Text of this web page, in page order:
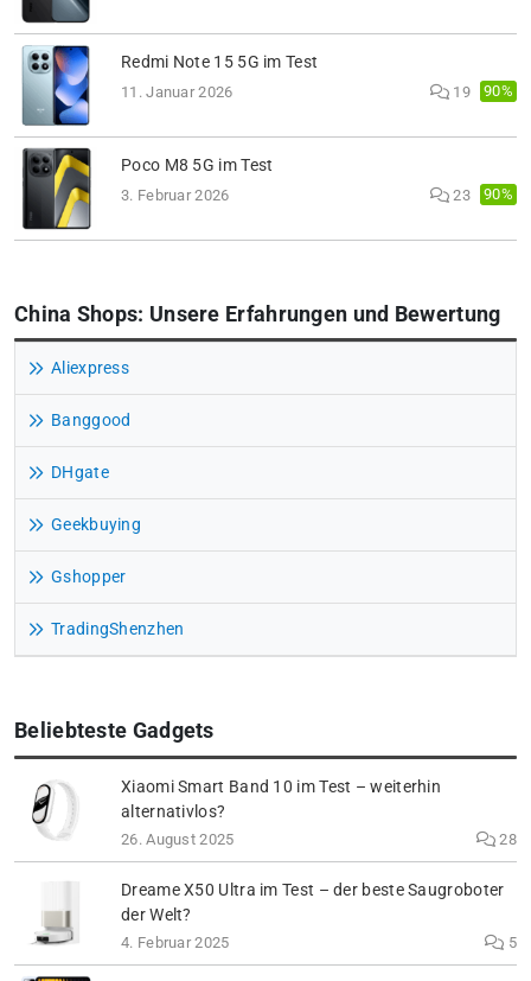
Redmi Note 15 5G im Test
11. Januar 2026 19 90%
Poco M8 5G im Test
3. Februar 2026 23 90%
China Shops: Unsere Erfahrungen und Bewertung
Aliexpress
Banggood
DHgate
Geekbuying
Gshopper
TradingShenzhen
Beliebteste Gadgets
Xiaomi Smart Band 10 im Test – weiterhin
alternativlos?
26. August 2025 28
Dreame X50 Ultra im Test – der beste Saugroboter
der Welt?
4. Februar 2025 5